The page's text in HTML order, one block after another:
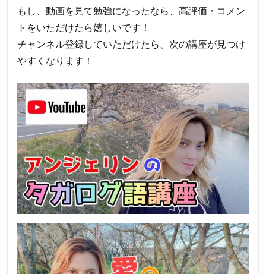
もし、動画を見て勉強になったなら、高評価・コメン
トをいただけたら嬉しいです！
チャンネル登録していただけたら、次の講座が見つけ
やすくなります！